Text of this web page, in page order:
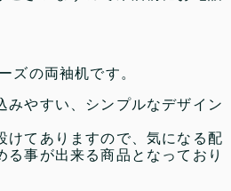
ズの両袖机です。
みやすい、シンプルなデザイン
けてありますので、気になる配
事が出来る商品となっており